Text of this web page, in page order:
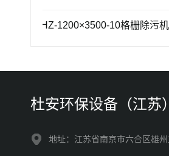
1200×3500-10格栅除污机
杜安环保设备（江苏
地址：江苏省南京市六合区雄